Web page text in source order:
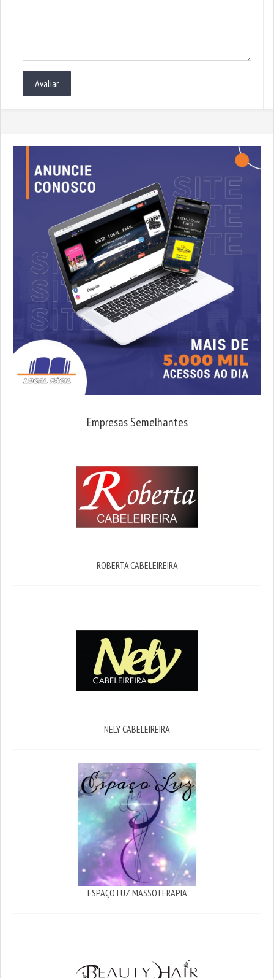
Avaliar
Empresas Semelhantes
ROBERTA CABELEIREIRA
NELY CABELEIREIRA
ESPAÇO LUZ MASSOTERAPIA